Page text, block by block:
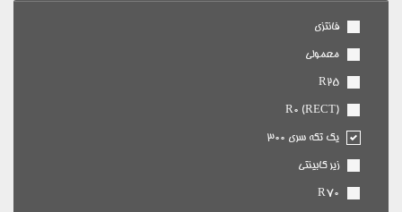
فانتزی
معمولی
R25
R0 (RECT)
یک تکه سری 300
زیر کابینتی
R70